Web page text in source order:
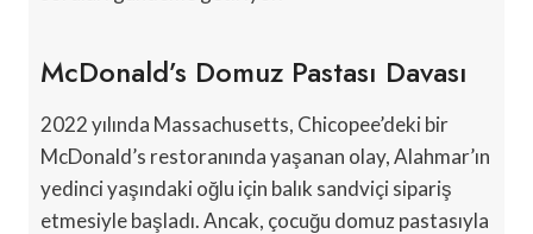
McDonald’s Domuz Pastası Davası
2022 yılında Massachusetts, Chicopee’deki bir
McDonald’s restoranında yaşanan olay, Alahmar’ın
yedinci yaşındaki oğlu için balık sandviçi sipariş
etmesiyle başladı. Ancak, çocuğu domuz pastasıyla